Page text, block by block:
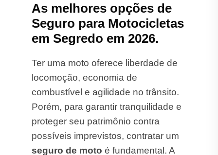
As melhores opções de
Seguro para Motocicletas
em Segredo em 2026.
Ter uma moto oferece liberdade de
locomoção, economia de
combustível e agilidade no trânsito.
Porém, para garantir tranquilidade e
proteger seu patrimônio contra
possíveis imprevistos, contratar um
seguro de moto é fundamental. A